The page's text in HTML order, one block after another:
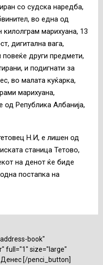
со судска наредба,
во една од
марихуана, 13
дигитална вага,
други предмети,
и подигнати за
во малата куќарка,
марихуана,
Република Албанија,
Н.И, е лишен од
станица Тетово,
на денот ќе биде
постапка на
book"
full="1" size="large"
Денес [/penci_button]